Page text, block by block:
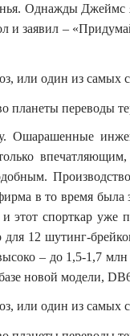
Однажды Джеймс
и заявил –
Ошарашенные
в то время была
этот спорткар
для 12 шутинг-
– до 1,5-1,7
новой модели,